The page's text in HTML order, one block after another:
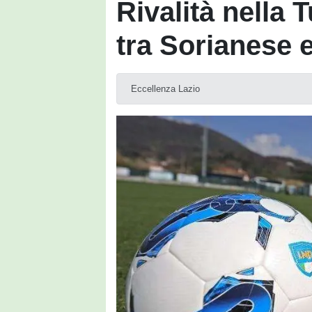
Rivalità nella
tra Sorianese
Eccellenza Lazio